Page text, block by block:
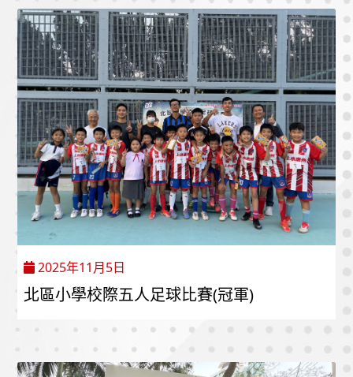
2025年11月5日
北區小學校際五人足球比賽(冠軍)